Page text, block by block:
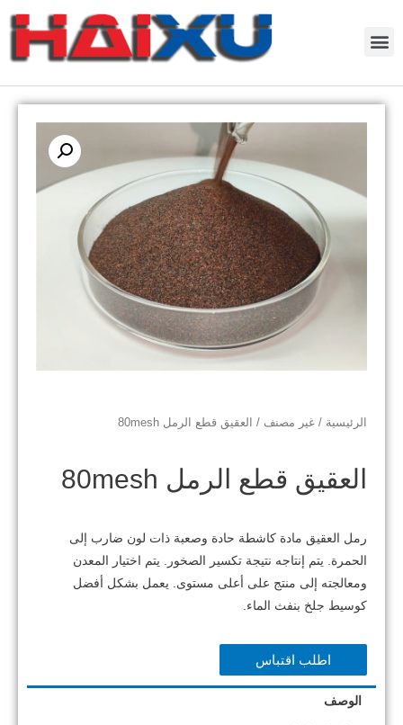
الرئيسية / غير مصنف / العقيق قطع الرمل 80mesh
العقيق قطع الرمل 80mesh
رمل العقيق مادة كاشطة حادة وصعبة ذات لون ضارب إلى
الحمرة. يتم إنتاجه نتيجة تكسير الصخور. يتم اختيار المعدن
ومعالجته إلى منتج على أعلى مستوى. يعمل بشكل أفضل
كوسيط جلخ بنفث الماء.
اطلب اقتباس
الوصف